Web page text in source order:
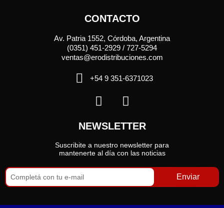
CONTACTO
Av. Patria 1552, Córdoba, Argentina
(0351) 451-2929 / 727-5294
ventas@erodistribuciones.com
+54 9 351-6371023
NEWSLETTER
Suscribite a nuestro newsletter para
mantenerte al día con las noticias
Enviar